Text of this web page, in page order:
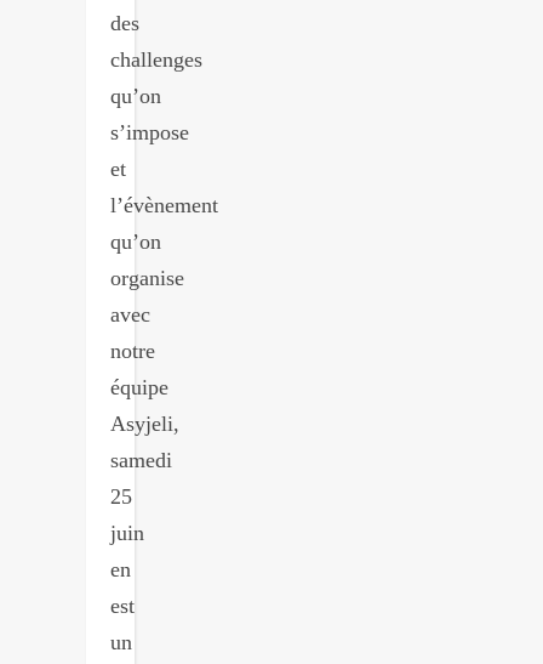
des
challenges
qu’on
s’impose
et
l’évènement
qu’on
organise
avec
notre
équipe
Asyjeli,
samedi
25
juin
en
est
un